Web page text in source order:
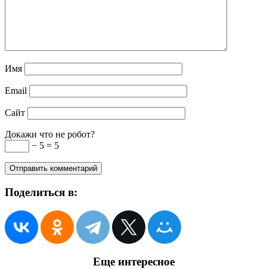
Имя
Email
Сайт
Докажи что не робот?
− 5 = 5
Поделиться в:
Еще интересное